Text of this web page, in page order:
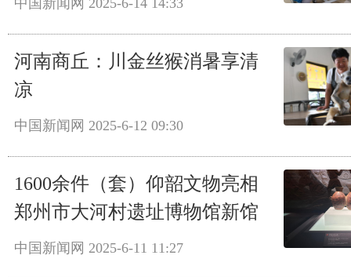
中国新闻网 2025-6-14 14:33
河南商丘：川金丝猴消暑享清
凉
中国新闻网 2025-6-12 09:30
1600余件（套）仰韶文物亮相
郑州市大河村遗址博物馆新馆
中国新闻网 2025-6-11 11:27